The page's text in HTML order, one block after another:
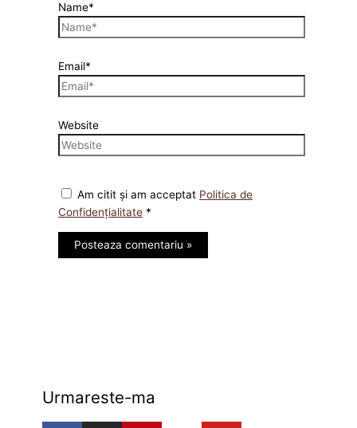
Name*
Email*
Website
Am citit și am acceptat Politica de
Confidențialitate *
Urmareste-ma